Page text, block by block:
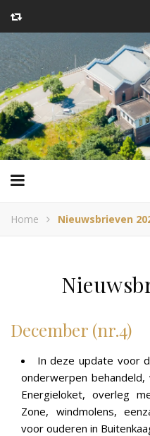
Home Nieuwsbrieven
December (nr.4)
In deze update voor
onderwerpen
Energieloket, overleg
Zone, windmolens,
voor ouderen in